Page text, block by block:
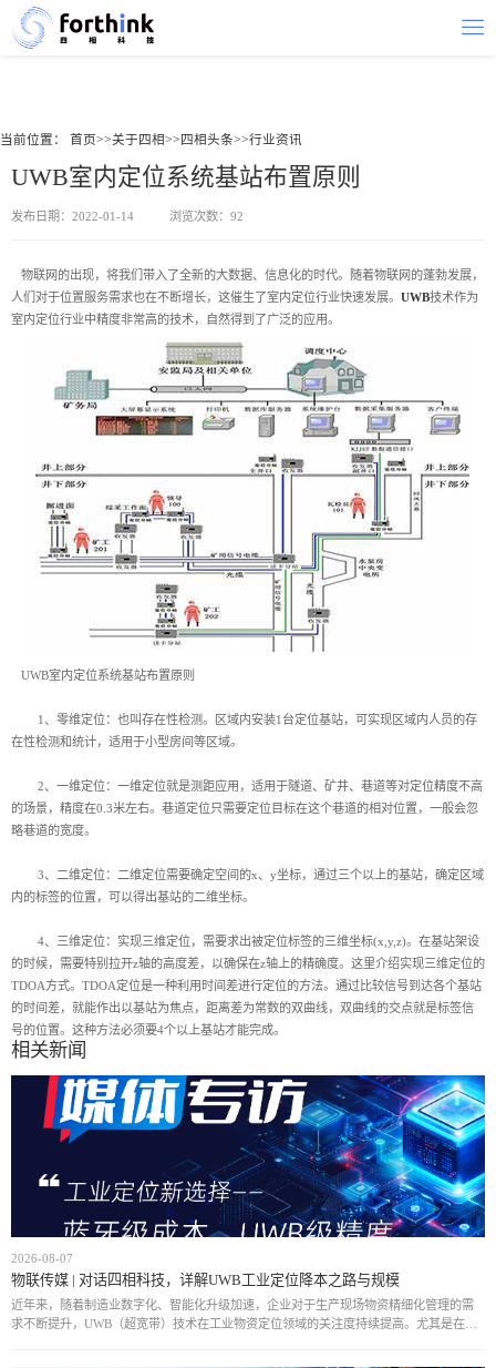
当前位置： 首页>>关于四相>> 四相头条>>行业资讯
UWB室内定位系统基站布置原则
发布日期：2022-01-14 浏览次数：92
物联网的出现，将我们带入了全新的大数据、信息化的时代。随着物联网的蓬勃发展，
人们对于位置服务需求也在不断增长，这催生了室内定位行业快速发展。 UWB技术作为
室内定位行业中精度非常高的技术，自然得到了广泛的应用。
UWB室内定位系统基站布置原则
1、零维定位：也叫存在性检测。区域内安装1台定位基站，可实现区域内人员的存
在性检测和统计，适用于小型房间等区域。
2、一维定位：一维定位就是测距应用，适用于隧道、矿井、巷道等对定位精度不高
的场景，精度在0.3米左右。巷道定位只需要定位目标在这个巷道的相对位置，一般会忽
略巷道的宽度。
3、二维定位：二维定位需要确定空间的x、y坐标，通过三个以上的基站，确定区域
内的标签的位置，可以得出基站的二维坐标。
4、三维定位：实现三维定位，需要求出被定位标签的三维坐标(x,y,z)。在基站架设
的时候，需要特别拉开z轴的高度差，以确保在z轴上的精确度。这里介绍实现三维定位的
TDOA方式。TDOA定位是一种利用时间差进行定位的方法。通过比较信号到达各个基站
的时间差，就能作出以基站为焦点，距离差为常数的双曲线，双曲线的交点就是标签信
号的位置。这种方法必须要4个以上基站才能完成。
相关新闻
2026-08-07
物联传媒 | 对话四相科技，详解UWB工业定位降本之路与规模
近年来，随着制造业数字化、智能化升级加速，企业对于生产现场物资精细化管理的需
求不断提升，UWB（超宽带）技术在工业物资定位领域的关注度持续提高。尤其是在汽